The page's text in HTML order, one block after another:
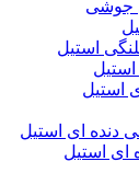
جوشی
استیل
استیل
دنده ای استیل
ای استیل